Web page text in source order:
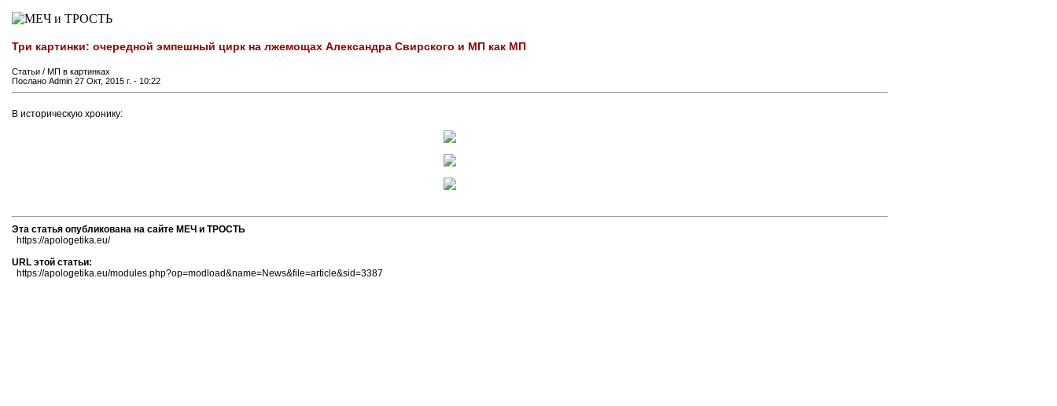
Три картинки: очередной эмпешный цирк на лжемощах Александра Свирского и МП как МП
Статьи / МП в картинках
Послано Admin 27 Окт, 2015 г. - 10:22
В историческую хронику:
Эта статья опубликована на сайте МЕЧ и ТРОСТЬ
https://apologetika.eu/
URL этой статьи:
https://apologetika.eu/modules.php?op=modload&name=News&file=article&sid=3387